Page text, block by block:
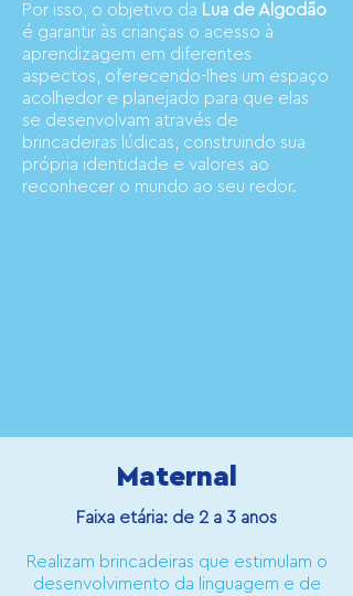
Por isso, o objetivo da Lua de Algodão
é garantir às crianças o acesso à
aprendizagem em diferentes
aspectos, oferecendo-lhes um espaço
acolhedor e planejado para que elas
se desenvolvam através de
brincadeiras lúdicas, construindo sua
própria identidade e valores ao
reconhecer o mundo ao seu redor.
Maternal
Faixa etária: de 2 a 3 anos
Realizam brincadeiras que estimulam o
desenvolvimento da linguagem e de